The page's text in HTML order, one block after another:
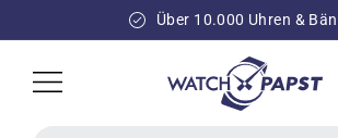
INHALT
Über 10.000 Uhren &